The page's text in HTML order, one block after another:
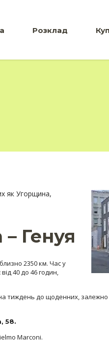
Розклад
як Угорщина,
Генуя
2350 км. Час у
40 до 46 годин,
тиждень до щоденних,
58.
Marconi.